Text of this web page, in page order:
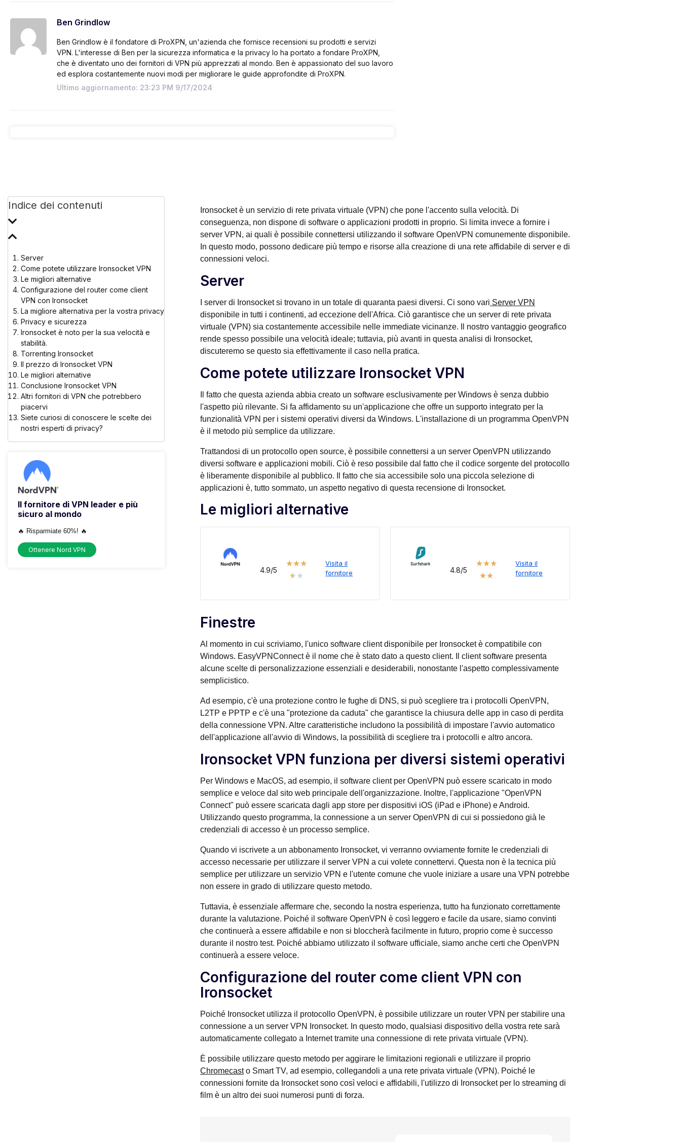
Ben Grindlow
Ben Grindlow è il fondatore di ProXPN, un'azienda che fornisce recensioni su prodotti e servizi
VPN. L'interesse di Ben per la sicurezza informatica e la privacy lo ha portato a fondare ProXPN,
che è diventato uno dei fornitori di VPN più apprezzati al mondo. Ben è appassionato del suo lavoro
ed esplora costantemente nuovi modi per migliorare le guide approfondite di ProXPN.
Ultimo aggiornamento: 23:23 PM 9/17/2024
Indice dei contenuti
Server
Come potete utilizzare Ironsocket VPN
Le migliori alternative
Configurazione del router come client
VPN con Ironsocket
La migliore alternativa per la vostra privacy
Privacy e sicurezza
Ironsocket è noto per la sua velocità e
stabilità.
Torrenting Ironsocket
Il prezzo di Ironsocket VPN
Le migliori alternative
Conclusione Ironsocket VPN
Altri fornitori di VPN che potrebbero
piacervi
Siete curiosi di conoscere le scelte dei
nostri esperti di privacy?
Il fornitore di VPN leader e più
sicuro al mondo
🔥 Risparmiate 60%! 🔥
Ottenere Nord VPN
Ironsocket è un servizio di rete privata virtuale (VPN) che pone l'accento sulla velocità. Di
conseguenza, non dispone di software o applicazioni prodotti in proprio. Si limita invece a fornire i
server VPN, ai quali è possibile connettersi utilizzando il software OpenVPN comunemente disponibile.
In questo modo, possono dedicare più tempo e risorse alla creazione di una rete affidabile di server e di
connessioni veloci.
Server
I server di Ironsocket si trovano in un totale di quaranta paesi diversi. Ci sono vari Server VPN
disponibile in tutti i continenti, ad eccezione dell'Africa. Ciò garantisce che un server di rete privata
virtuale (VPN) sia costantemente accessibile nelle immediate vicinanze. Il nostro vantaggio geografico
rende spesso possibile una velocità ideale; tuttavia, più avanti in questa analisi di Ironsocket,
discuteremo se questo sia effettivamente il caso nella pratica.
Come potete utilizzare Ironsocket VPN
Il fatto che questa azienda abbia creato un software esclusivamente per Windows è senza dubbio
l'aspetto più rilevante. Si fa affidamento su un'applicazione che offre un supporto integrato per la
funzionalità VPN per i sistemi operativi diversi da Windows. L'installazione di un programma OpenVPN
è il metodo più semplice da utilizzare.
Trattandosi di un protocollo open source, è possibile connettersi a un server OpenVPN utilizzando
diversi software e applicazioni mobili. Ciò è reso possibile dal fatto che il codice sorgente del protocollo
è liberamente disponibile al pubblico. Il fatto che sia accessibile solo una piccola selezione di
applicazioni è, tutto sommato, un aspetto negativo di questa recensione di Ironsocket.
Le migliori alternative
4.9/5
★★★
★★
Visita il
fornitore
4.8/5
★★★
★★
Visita il
fornitore
Finestre
Al momento in cui scriviamo, l'unico software client disponibile per Ironsocket è compatibile con
Windows. EasyVPNConnect è il nome che è stato dato a questo client. Il client software presenta
alcune scelte di personalizzazione essenziali e desiderabili, nonostante l'aspetto complessivamente
semplicistico.
Ad esempio, c'è una protezione contro le fughe di DNS, si può scegliere tra i protocolli OpenVPN,
L2TP e PPTP e c'è una "protezione da caduta" che garantisce la chiusura delle app in caso di perdita
della connessione VPN. Altre caratteristiche includono la possibilità di impostare l'avvio automatico
dell'applicazione all'avvio di Windows, la possibilità di scegliere tra i protocolli e altro ancora.
Ironsocket VPN funziona per diversi sistemi operativi
Per Windows e MacOS, ad esempio, il software client per OpenVPN può essere scaricato in modo
semplice e veloce dal sito web principale dell'organizzazione. Inoltre, l'applicazione "OpenVPN
Connect" può essere scaricata dagli app store per dispositivi iOS (iPad e iPhone) e Android.
Utilizzando questo programma, la connessione a un server OpenVPN di cui si possiedono già le
credenziali di accesso è un processo semplice.
Quando vi iscrivete a un abbonamento Ironsocket, vi verranno ovviamente fornite le credenziali di
accesso necessarie per utilizzare il server VPN a cui volete connettervi. Questa non è la tecnica più
semplice per utilizzare un servizio VPN e l'utente comune che vuole iniziare a usare una VPN potrebbe
non essere in grado di utilizzare questo metodo.
Tuttavia, è essenziale affermare che, secondo la nostra esperienza, tutto ha funzionato correttamente
durante la valutazione. Poiché il software OpenVPN è così leggero e facile da usare, siamo convinti
che continuerà a essere affidabile e non si bloccherà facilmente in futuro, proprio come è successo
durante il nostro test. Poiché abbiamo utilizzato il software ufficiale, siamo anche certi che OpenVPN
continuerà a essere veloce.
Configurazione del router come client VPN con
Ironsocket
Poiché Ironsocket utilizza il protocollo OpenVPN, è possibile utilizzare un router VPN per stabilire una
connessione a un server VPN Ironsocket. In questo modo, qualsiasi dispositivo della vostra rete sarà
automaticamente collegato a Internet tramite una connessione di rete privata virtuale (VPN).
È possibile utilizzare questo metodo per aggirare le limitazioni regionali e utilizzare il proprio
Chromecasto Smart TV, ad esempio, collegandoli a una rete privata virtuale (VPN). Poiché le
connessioni fornite da Ironsocket sono così veloci e affidabili, l'utilizzo di Ironsocket per lo streaming di
film è un altro dei suoi numerosi punti di forza.